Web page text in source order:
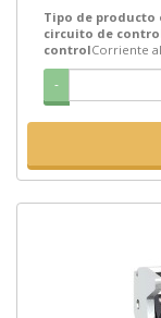
Tipo de producto
circuito de
controlCorriente
-